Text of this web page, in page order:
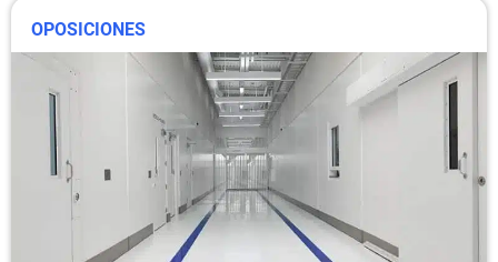
OPOSICIONES